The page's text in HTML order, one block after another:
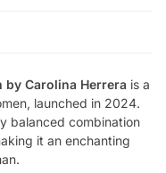
by Carolina Herrera is a
launched in 2024.
balanced combination
it an enchanting